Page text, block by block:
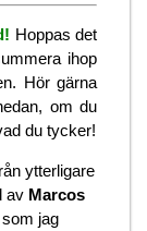
Hoppas det
ihop
Hör gärna
om du
du tycker!
ytterligare
av Marcos
som jag